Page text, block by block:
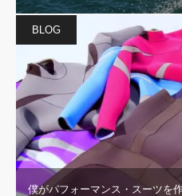
BLOG
僕がパフォーマンス・スーツを